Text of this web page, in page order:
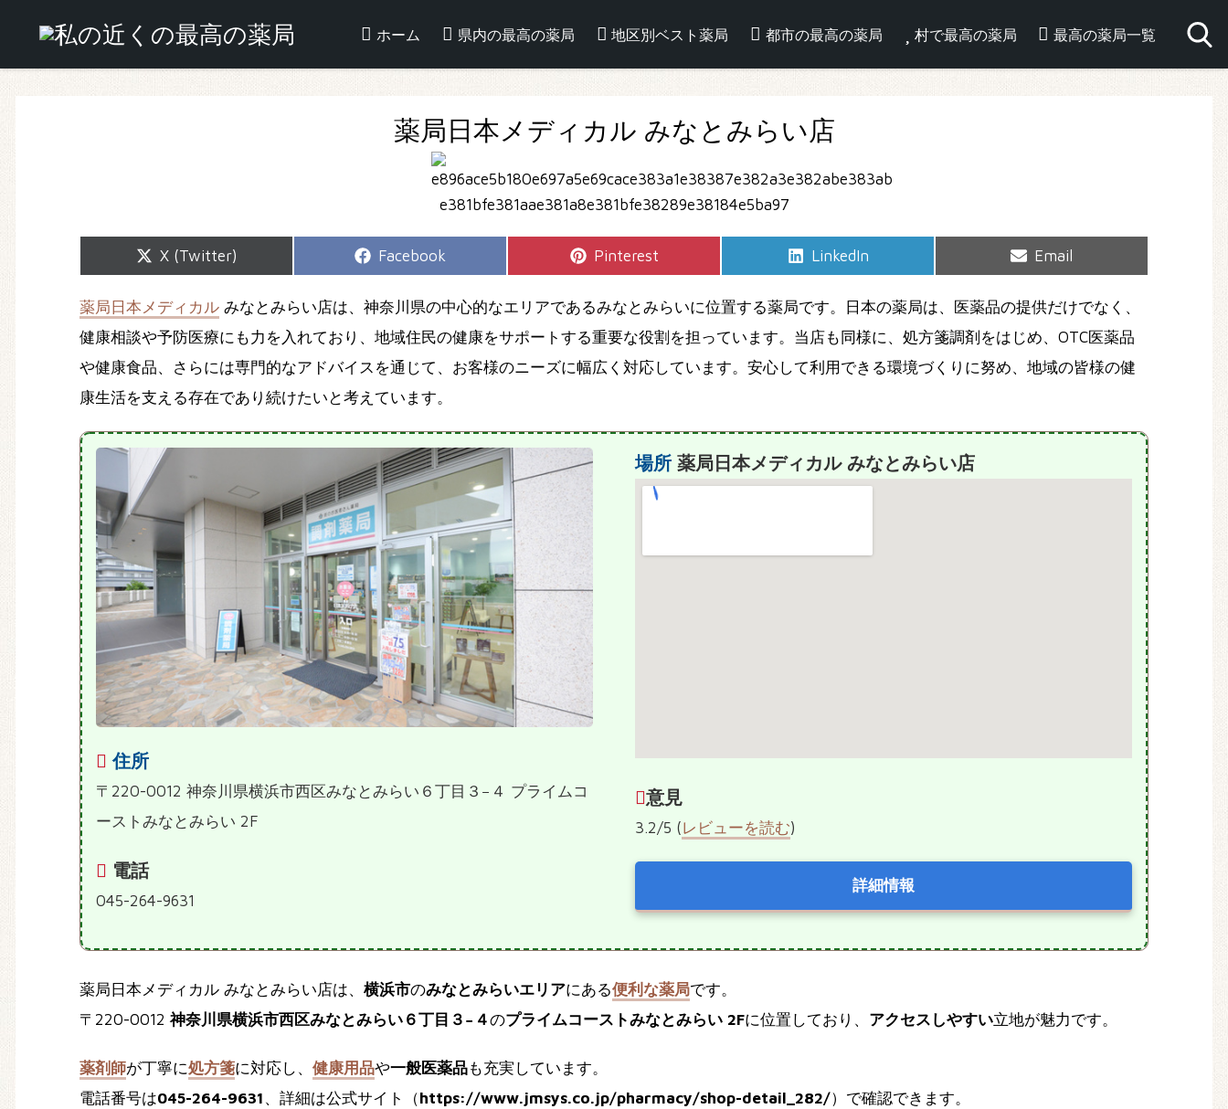
ホーム 県内の最高の薬局 地区別ベスト薬局 都市の最高の薬局 村で最高の薬局 最高の薬局一覧
薬局日本メディカル みなとみらい店
Share
X (Twitter)
Share
Facebook
Share
Pinterest
Share
LinkedIn
Share
Email
薬局日本メディカル みなとみらい店は、神奈川県の中心的なエリアであるみなとみらいに位置する薬局です。日本の薬局は、医薬品の提供だけでなく、
健康相談や予防医療にも力を入れており、地域住民の健康をサポートする重要な役割を担っています。当店も同様に、処方箋調剤をはじめ、OTC医薬品
や健康食品、さらには専門的なアドバイスを通じて、お客様のニーズに幅広く対応しています。安心して利用できる環境づくりに努め、地域の皆様の健
康生活を支える存在であり続けたいと考えています。
住所
〒220-0012 神奈川県横浜市西区みなとみらい６丁目３−４ プライムコ
ーストみなとみらい 2F
電話
045-264-9631
場所薬局日本メディカル みなとみらい店
意見
3.2/5 (レビューを読む)
詳細情報
薬局日本メディカル みなとみらい店は、 横浜市のみなとみらいエリアにある便利な薬局です。
〒220-0012神奈川県横浜市西区みなとみらい６丁目３−４のプライムコーストみなとみらい 2Fに位置しており、 アクセスしやすい立地が魅力です。
薬剤師が丁寧に処方箋に対応し、 健康用品や一般医薬品も充実しています。
電話番号は045-264-9631 、詳細は公式サイト（https://www.jmsys.co.jp/pharmacy/shop-detail_282/）で確認できます。